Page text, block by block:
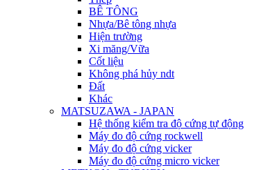
BÊ TÔNG
Nhựa/Bê tông nhựa
Hiện trường
Xi măng/Vữa
Cốt liệu
Không phá hủy ndt
Đất
Khác
MATSUZAWA - JAPAN
Hệ thống kiểm tra độ cứng tự động
Máy đo độ cứng rockwell
Máy đo độ cứng vicker
Máy đo độ cứng micro vicker